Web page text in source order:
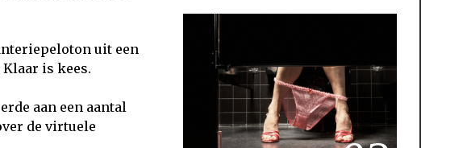
uit een
is kees.
aan een aantal
de virtuele